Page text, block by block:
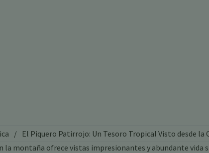
/ El Piquero Patirrojo: Un Tesoro Tropical Visto desde la
la montaña ofrece vistas impresionantes y abundante vida